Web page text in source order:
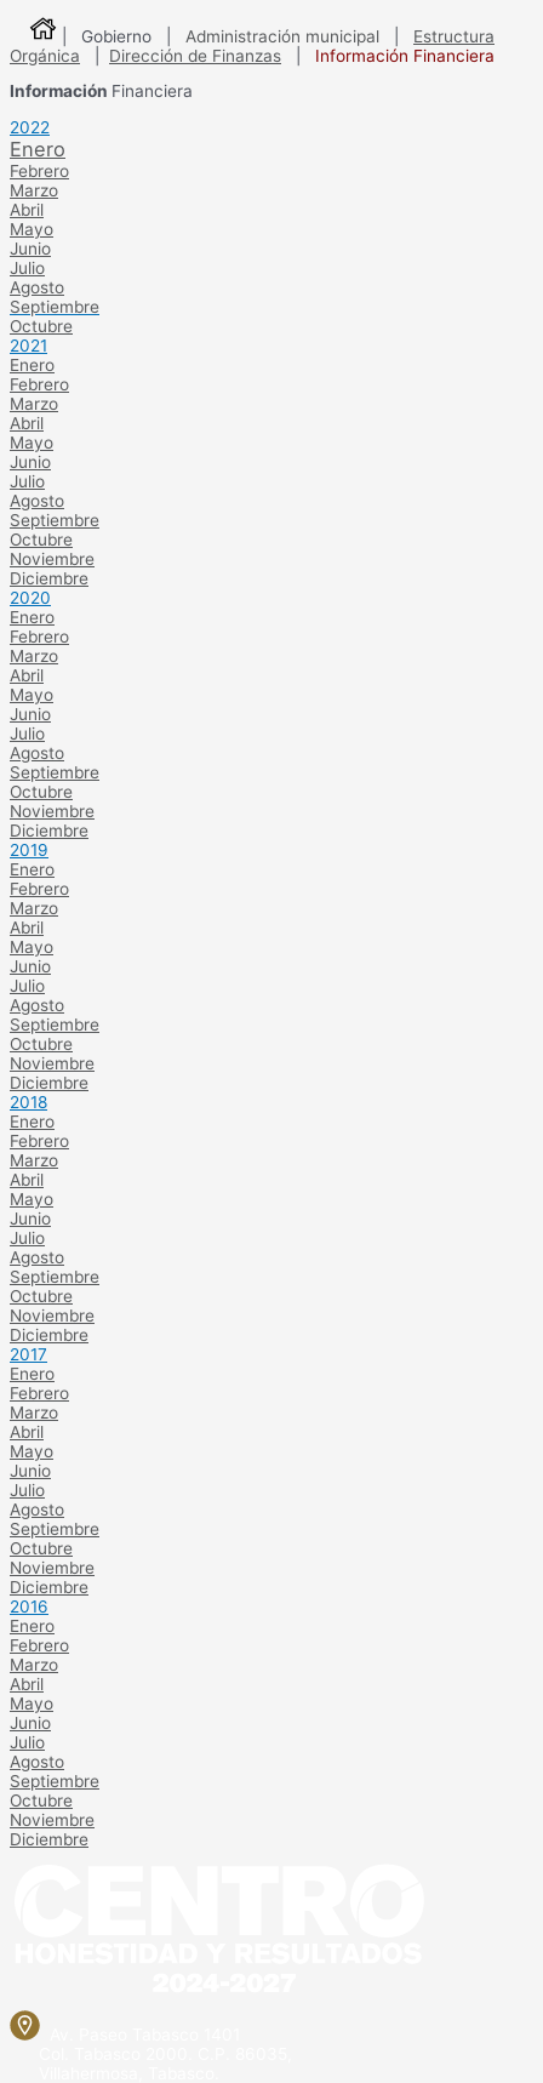
| Gobierno | Administración municipal
Estructura
Orgánica
Dirección de Finanzas
Información Financiera
Información Financiera
2022
Enero
Febrero
Marzo
Abril
Mayo
Junio
Julio
Agosto
Septiembre
Octubre
2021
Enero
Febrero
Marzo
Abril
Mayo
Junio
Julio
Agosto
Septiembre
Octubre
Noviembre
Diciembre
2020
Enero
Febrero
Marzo
Abril
Mayo
Junio
Julio
Agosto
Septiembre
Octubre
Noviembre
Diciembre
2019
Enero
Febrero
Marzo
Abril
Mayo
Junio
Julio
Agosto
Septiembre
Octubre
Noviembre
Diciembre
2018
Enero
Febrero
Marzo
Abril
Mayo
Junio
Julio
Agosto
Septiembre
Octubre
Noviembre
Diciembre
2017
Enero
Febrero
Marzo
Abril
Mayo
Junio
Julio
Agosto
Septiembre
Octubre
Noviembre
Diciembre
2016
Enero
Febrero
Marzo
Abril
Mayo
Junio
Julio
Agosto
Septiembre
Octubre
Noviembre
Diciembre